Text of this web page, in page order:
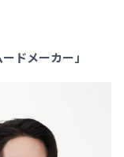
ドメーカー」